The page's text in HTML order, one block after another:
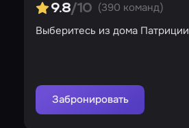
9.8/10 (390 команд)
Выберитесь из дома Патриции
Забронировать